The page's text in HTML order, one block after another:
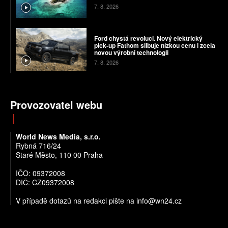
7. 8. 2026
Ford chystá revoluci. Nový elektrický
pick-up Fathom slibuje nízkou cenu i zcela
novou výrobní technologii
7. 8. 2026
Provozovatel webu
World News Media, s.r.o.
Rybná 716/24
Staré Město, 110 00 Praha
IČO: 09372008
DIČ: CZ09372008
V případě dotazů na redakci pište na info@wn24.cz